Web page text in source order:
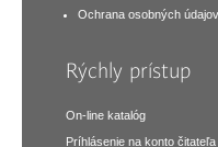
Ochrana osobných údajov
Rýchly prístup
On-line katalóg
Príhlásenie na konto čitateľa